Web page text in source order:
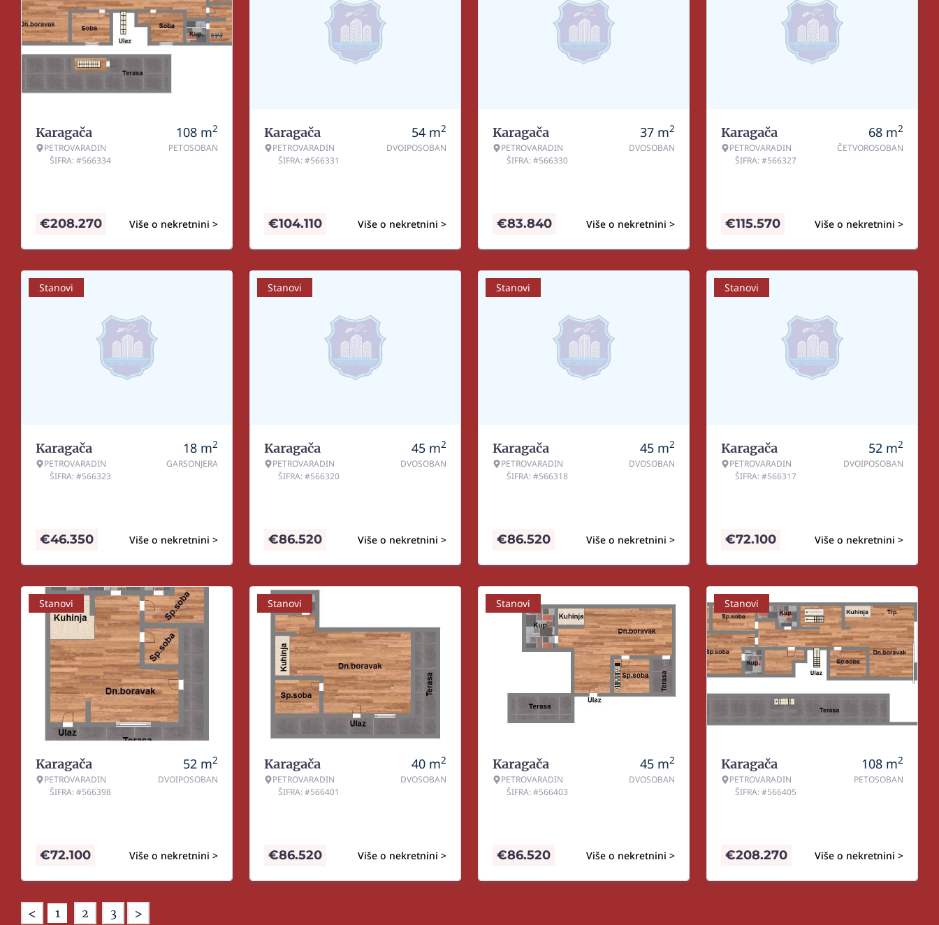
Karagača
PETROVARADIN
ŠIFRA: #566334
108 m2
PETOSOBAN
Više o nekretnini >
€208.270
Karagača
PETROVARADIN
ŠIFRA: #566331
54 m2
DVOIPOSOBAN
Više o nekretnini >
€104.110
Karagača
PETROVARADIN
ŠIFRA: #566330
37 m2
DVOSOBAN
Više o nekretnini >
€83.840
Karagača
PETROVARADIN
ŠIFRA: #566327
68 m2
ČETVOROSOBAN
Više o nekretnini >
€115.570
Stanovi
Karagača
PETROVARADIN
ŠIFRA: #566323
18 m2
GARSONJERA
Više o nekretnini >
€46.350
Stanovi
Karagača
PETROVARADIN
ŠIFRA: #566320
45 m2
DVOSOBAN
Više o nekretnini >
€86.520
Stanovi
Karagača
PETROVARADIN
ŠIFRA: #566318
45 m2
DVOSOBAN
Više o nekretnini >
€86.520
Stanovi
Karagača
PETROVARADIN
ŠIFRA: #566317
52 m2
DVOIPOSOBAN
Više o nekretnini >
€72.100
Stanovi
Karagača
PETROVARADIN
ŠIFRA: #566398
52 m2
DVOIPOSOBAN
Više o nekretnini >
€72.100
Stanovi
Karagača
PETROVARADIN
ŠIFRA: #566401
40 m2
DVOSOBAN
Više o nekretnini >
€86.520
Stanovi
Karagača
PETROVARADIN
ŠIFRA: #566403
45 m2
DVOSOBAN
Više o nekretnini >
€86.520
Stanovi
Karagača
PETROVARADIN
ŠIFRA: #566405
108 m2
PETOSOBAN
Više o nekretnini >
€208.270
< 1 2 3 >